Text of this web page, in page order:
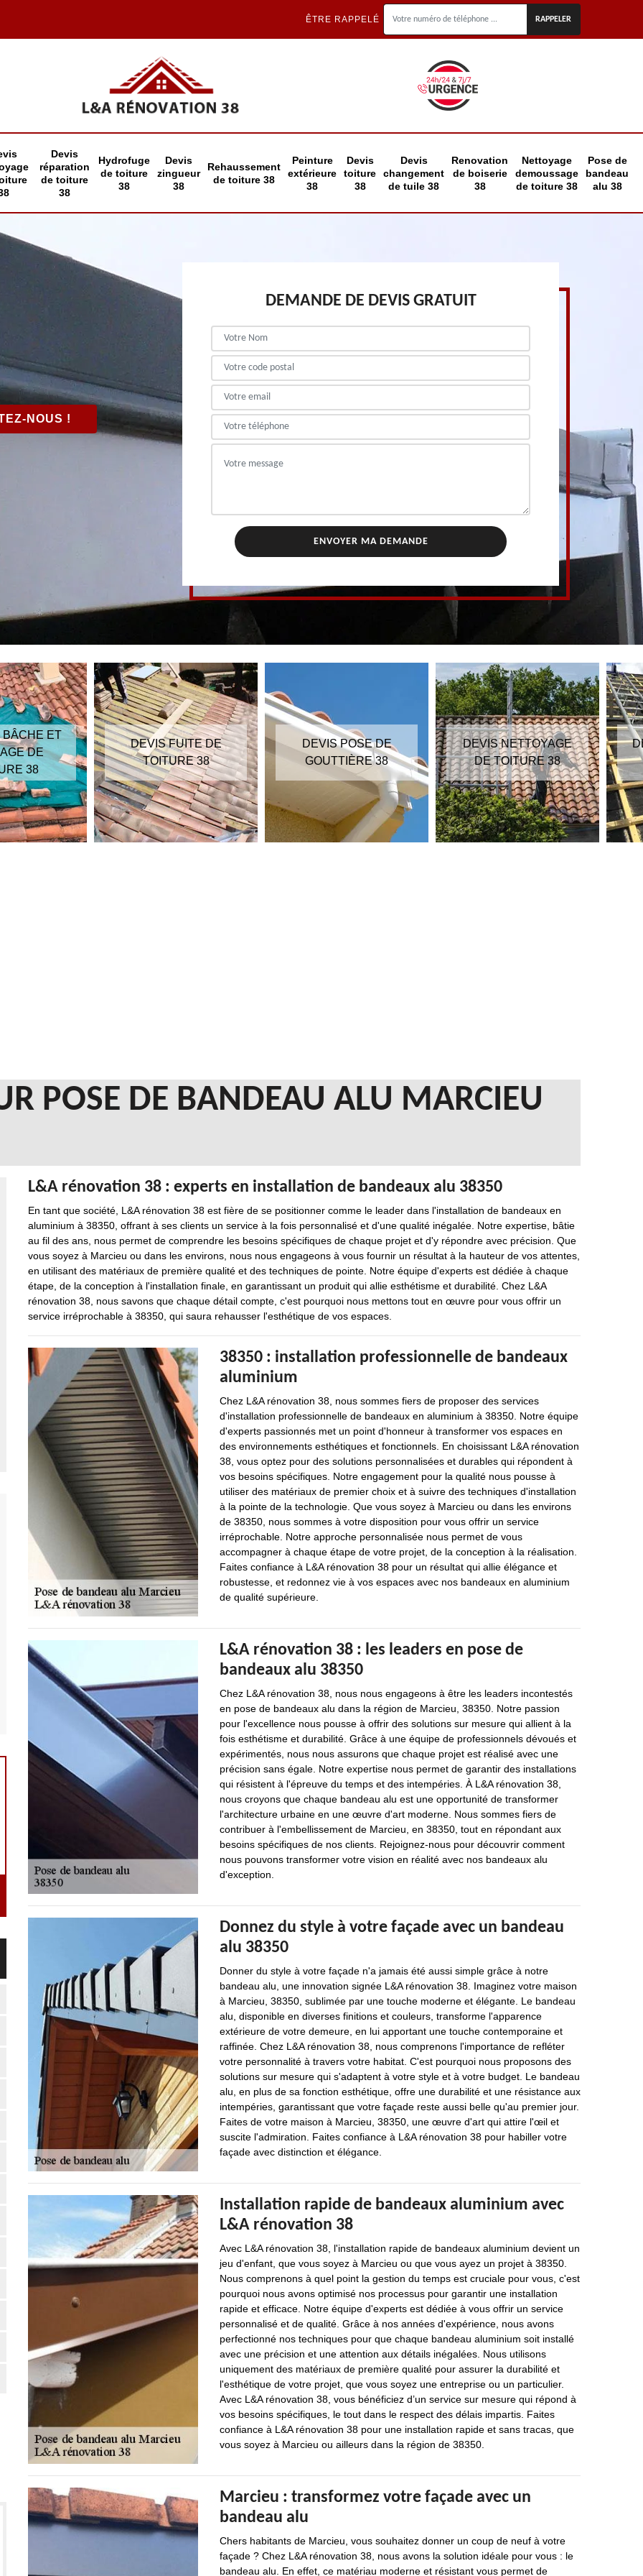
ÊTRE RAPPELÉ
Devis
réparation
de toiture
38
Hydrofuge
de toiture
38
Devis
zingueur
38
Rehaussement
de toiture 38
Peinture
extérieure
38
Devis
toiture
38
Devis
changement
de tuile 38
Renovation
de boiserie
38
Nettoyage
demoussage
de toiture 38
Pose de
bandeau
alu 38
NOUS !
DEMANDE DE DEVIS GRATUIT
BÂCHE ET
DE
38
DEVIS FUITE DE
TOITURE 38
DEVIS POSE DE
GOUTTIÈRE 38
DEVIS NETTOYAGE
DE TOITURE 38
POSE DE BANDEAU ALU MARCIEU
L&A rénovation 38 : experts en installation de bandeaux alu 38350
En tant que société, L&A rénovation 38 est fière de se positionner comme le leader dans l'installation de bandeaux en
aluminium à 38350, offrant à ses clients un service à la fois personnalisé et d'une qualité inégalée. Notre expertise, bâtie
au fil des ans, nous permet de comprendre les besoins spécifiques de chaque projet et d'y répondre avec précision. Que
vous soyez à Marcieu ou dans les environs, nous nous engageons à vous fournir un résultat à la hauteur de vos attentes,
en utilisant des matériaux de première qualité et des techniques de pointe. Notre équipe d'experts est dédiée à chaque
étape, de la conception à l'installation finale, en garantissant un produit qui allie esthétisme et durabilité. Chez L&A
rénovation 38, nous savons que chaque détail compte, c'est pourquoi nous mettons tout en œuvre pour vous offrir un
service irréprochable à 38350, qui saura rehausser l'esthétique de vos espaces.
38350 : installation professionnelle de bandeaux
aluminium
Chez L&A rénovation 38, nous sommes fiers de proposer des services
d'installation professionnelle de bandeaux en aluminium à 38350. Notre équipe
d'experts passionnés met un point d'honneur à transformer vos espaces en
des environnements esthétiques et fonctionnels. En choisissant L&A rénovation
38, vous optez pour des solutions personnalisées et durables qui répondent à
vos besoins spécifiques. Notre engagement pour la qualité nous pousse à
utiliser des matériaux de premier choix et à suivre des techniques d'installation
à la pointe de la technologie. Que vous soyez à Marcieu ou dans les environs
de 38350, nous sommes à votre disposition pour vous offrir un service
irréprochable. Notre approche personnalisée nous permet de vous
accompagner à chaque étape de votre projet, de la conception à la réalisation.
Faites confiance à L&A rénovation 38 pour un résultat qui allie élégance et
robustesse, et redonnez vie à vos espaces avec nos bandeaux en aluminium
de qualité supérieure.
L&A rénovation 38 : les leaders en pose de
bandeaux alu 38350
Chez L&A rénovation 38, nous nous engageons à être les leaders incontestés
en pose de bandeaux alu dans la région de Marcieu, 38350. Notre passion
pour l'excellence nous pousse à offrir des solutions sur mesure qui allient à la
fois esthétisme et durabilité. Grâce à une équipe de professionnels dévoués et
expérimentés, nous nous assurons que chaque projet est réalisé avec une
précision sans égale. Notre expertise nous permet de garantir des installations
qui résistent à l'épreuve du temps et des intempéries. À L&A rénovation 38,
nous croyons que chaque bandeau alu est une opportunité de transformer
l'architecture urbaine en une œuvre d'art moderne. Nous sommes fiers de
contribuer à l'embellissement de Marcieu, en 38350, tout en répondant aux
besoins spécifiques de nos clients. Rejoignez-nous pour découvrir comment
nous pouvons transformer votre vision en réalité avec nos bandeaux alu
d'exception.
Donnez du style à votre façade avec un bandeau
alu 38350
Donner du style à votre façade n'a jamais été aussi simple grâce à notre
bandeau alu, une innovation signée L&A rénovation 38. Imaginez votre maison
à Marcieu, 38350, sublimée par une touche moderne et élégante. Le bandeau
alu, disponible en diverses finitions et couleurs, transforme l'apparence
extérieure de votre demeure, en lui apportant une touche contemporaine et
raffinée. Chez L&A rénovation 38, nous comprenons l'importance de refléter
votre personnalité à travers votre habitat. C'est pourquoi nous proposons des
solutions sur mesure qui s'adaptent à votre style et à votre budget. Le bandeau
alu, en plus de sa fonction esthétique, offre une durabilité et une résistance aux
intempéries, garantissant que votre façade reste aussi belle qu'au premier jour.
Faites de votre maison à Marcieu, 38350, une œuvre d'art qui attire l'œil et
suscite l'admiration. Faites confiance à L&A rénovation 38 pour habiller votre
façade avec distinction et élégance.
Installation rapide de bandeaux aluminium avec
L&A rénovation 38
Avec L&A rénovation 38, l'installation rapide de bandeaux aluminium devient un
jeu d'enfant, que vous soyez à Marcieu ou que vous ayez un projet à 38350.
Nous comprenons à quel point la gestion du temps est cruciale pour vous, c'est
pourquoi nous avons optimisé nos processus pour garantir une installation
rapide et efficace. Notre équipe d'experts est dédiée à vous offrir un service
personnalisé et de qualité. Grâce à nos années d'expérience, nous avons
perfectionné nos techniques pour que chaque bandeau aluminium soit installé
avec une précision et une attention aux détails inégalées. Nous utilisons
uniquement des matériaux de première qualité pour assurer la durabilité et
l'esthétique de votre projet, que vous soyez une entreprise ou un particulier.
Avec L&A rénovation 38, vous bénéficiez d’un service sur mesure qui répond à
vos besoins spécifiques, le tout dans le respect des délais impartis. Faites
confiance à L&A rénovation 38 pour une installation rapide et sans tracas, que
vous soyez à Marcieu ou ailleurs dans la région de 38350.
Marcieu : transformez votre façade avec un
bandeau alu
Chers habitants de Marcieu, vous souhaitez donner un coup de neuf à votre
façade ? Chez L&A rénovation 38, nous avons la solution idéale pour vous : le
bandeau alu. En effet, ce matériau moderne et résistant vous permet de